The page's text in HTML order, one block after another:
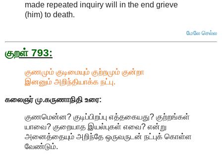
made repeated inquiry will in the end grieve
(him) to death.
மேலே செல்ல
குறள் 793:
குணமும் குடிமையும் குற்றமும் குன்றா
இனனும் அறிந்தியாக்க நட்பு.
கலைஞர் மு.கருணாநிதி உரை:
குணமென்ன? குடிப்பிறப்பு எத்தகையது? குற்றங்கள்
யாவை? குறையாத இயல்புகள் எவை? என்று
அனைத்தையும் அறிந்தே ஒருவருடன் நட்புக் கொள்ள
வேண்டும்.